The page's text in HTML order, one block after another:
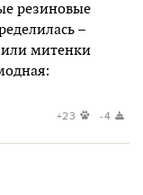
резиновые
–
или митенки
+23 -4